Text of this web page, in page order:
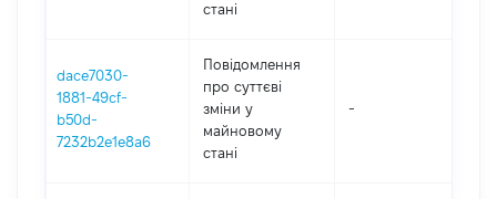
стані
dace7030-
1881-49cf-
b50d-
7232b2e1e8a6
Повідомлення
про суттєві
зміни y
майновому
стані
-